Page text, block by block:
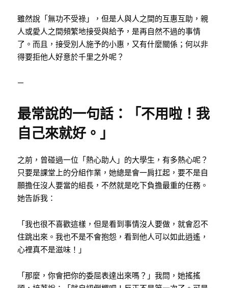
雖然說「無功不受祿」，但是人與人之間的互惠互助，親
人或愛人之間頻繁地接受與給予，是再自然不過的事情
了。而且，接受別人施予的小惠，又有什麼關係；何以非
得要拒他人好意於千里之外呢？
—
最常說的一句話：「不用啦！我
自己來就好。」
之前，曾碰過一位「熱心助人」的大學生，有多熱心呢？
只要是課堂上的分組作業，她總是會一肩扛起，要不是自
願擔任沒人要當的組長，不然就是吃下負擔最重的任務。
她告訴我：
「我也很不喜歡這樣，但是看到事情沒人要做，就會忍不
住跳出來。我也不是不會抱怨，看到他人可以如此逍遙，
心裡真不是滋味！」
「那麼，你會把你的委屈表達出來嗎？」我問，她搖搖